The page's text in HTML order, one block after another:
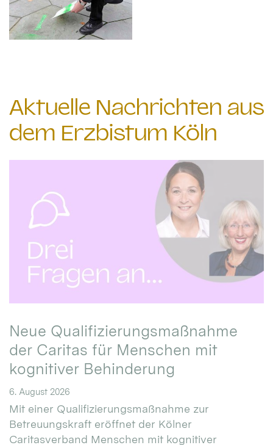
Aktuelle Nachrichten aus
dem Erzbistum Köln
Neue Qualifizierungsmaßnahme
der Caritas für Menschen mit
kognitiver Behinderung
6. August 2026
Mit einer Qualifizierungsmaßnahme zur
Betreuungskraft eröffnet der Kölner
Caritasverband Menschen mit kognitiver